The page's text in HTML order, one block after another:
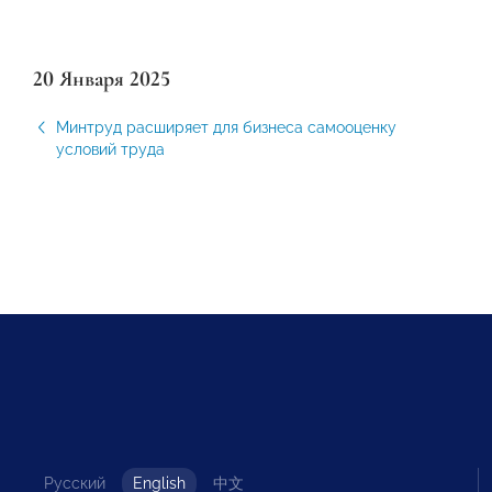
20 Января 2025
Минтруд расширяет для бизнеса самооценку
условий труда
Русский English 中文